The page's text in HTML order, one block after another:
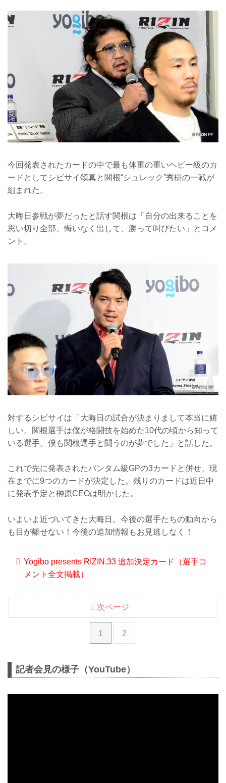
今回発表されたカードの中で最も体重の重いヘビー級のカ
ードとしてシビサイ頌真と関根“シュレック”秀樹の一戦が
組まれた。
大晦日参戦が夢だったと話す関根は「自分の出来ることを
思い切り全部、悔いなく出して、勝って叫びたい」とコメ
ント。
対するシビサイは「大晦日の試合が決まりまして本当に嬉
しい。関根選手は僕が格闘技を始めた10代の頃から知って
いる選手。僕も関根選手と闘うのが夢でした」と話した。
これで先に発表されたバンタム級GPの3カードと併せ、現
在までに9つのカードが決定した。残りのカードは近日中
に発表予定と榊原CEOは明かした。
いよいよ近づいてきた大晦日。今後の選手たちの動向から
も目が離せない！今後の追加情報もお見逃しなく！
Yogibo presents RIZIN.33 追加決定カード（選手コ
メント全文掲載）
1 2
次ページ
記者会見の様子（YouTube）